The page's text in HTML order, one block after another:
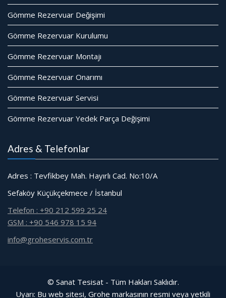
Gömme Rezervuar Değişimi
Gömme Rezervuar Kurulumu
Gömme Rezervuar Montajı
Gömme Rezervuar Onarımı
Gömme Rezervuar Servisi
Gömme Rezervuar Yedek Parça Değişimi
Adres & Telefonlar
Adres : Tevfikbey Mah. Hayırlı Cad. No:10/A
Sefaköy Küçükçekmece / İstanbul
Telefon : +90 212 599 25 24
GSM : +90 546 978 15 94
info@groheservis.com.tr
© Sanat Tesisat - Tüm Hakları Saklıdır.
Uyarı: Bu web sitesi, Grohe markasının resmi veya yetkili